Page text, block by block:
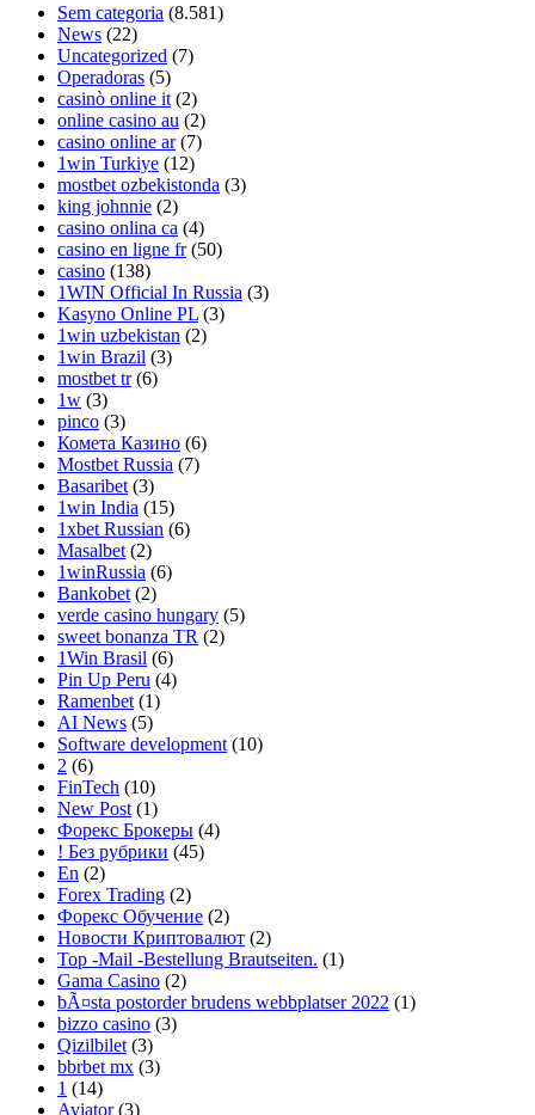
Sem categoria (8.581)
News (22)
Uncategorized (7)
Operadoras (5)
casinò online it (2)
online casino au (2)
casino online ar(7)
1win Turkiye (12)
mostbet ozbekistonda (3)
king johnnie (2)
casino onlina ca (4)
casino en ligne fr(50)
casino (138)
1WIN Official In Russia (3)
Kasyno Online PL (3)
1win uzbekistan (2)
1win Brazil (3)
mostbet tr(6)
1w (3)
pinco (3)
Комета Казино (6)
Mostbet Russia (7)
Basaribet (3)
1win India (15)
1xbet Russian (6)
Masalbet (2)
1winRussia (6)
Bankobet (2)
verde casino hungary (5)
sweet bonanza TR (2)
1Win Brasil (6)
Pin Up Peru (4)
Ramenbet (1)
AI News (5)
Software development (10)
2 (6)
FinTech (10)
New Post (1)
Форекс Брокеры (4)
! Без рубрики (45)
En (2)
Forex Trading (2)
Форекс Обучение (2)
Новости Криптовалют (2)
Top -Mail -Bestellung Brautseiten. (1)
Gama Casino (2)
bÃ¤sta postorder brudens webbplatser 2022 (1)
bizzo casino (3)
Qizilbilet (3)
bbrbet mx (3)
1 (14)
Aviator(3)